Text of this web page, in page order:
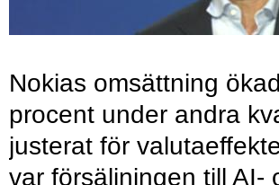
Nokias omsättning
procent under andra
justerat för
var försäljningen till AI-